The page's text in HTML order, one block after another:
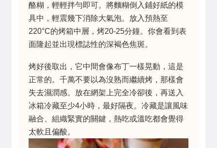
酪糊，輕輕拌勻即可。將麵糊倒入鋪好紙的模
具中，輕震幾下消除大氣泡。放入預熱至
220°C的烤箱中層，烤20-25分鐘。你會看到表
面隆起並出現標誌性的深褐色焦斑。
烤好後取出，它中間會像布丁一樣晃動，這是
正常的。千萬不要以為沒熟而繼續烤，那樣會
失去濕潤感。放在網架上完全冷卻後，再送入
冰箱冷藏至少4小時，最好隔夜。冷藏是讓風味
融合、組織緊實的關鍵，熱吃或溫吃都會覺得
太軟且偏酸。